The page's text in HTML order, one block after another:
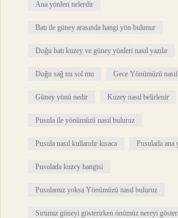
Ana yönleri nelerdir
Batı ile güney arasında hangi yön bulunur
Doğu batı kuzey ve güney yönleri nasıl yazılır
Doğu sağ mı sol mu Gece Yönümüzü
Güney yönü nedir Kuzey nasıl belirlenir
Pusula ile yönümüzü nasıl buluruz
Pusula nasıl kullanılır kısaca Pusulada ana
Pusulada kuzey hangisi
Pusulamız yoksa Yönümüzü nasıl buluruz
Sırtımız güneyi gösterirken önümüz nereyi